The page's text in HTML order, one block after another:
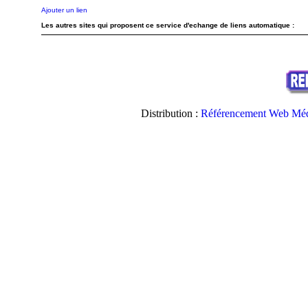
Ajouter un lien
Les autres sites qui proposent ce service d'echange de liens automatique :
Distribution : Référencement Web